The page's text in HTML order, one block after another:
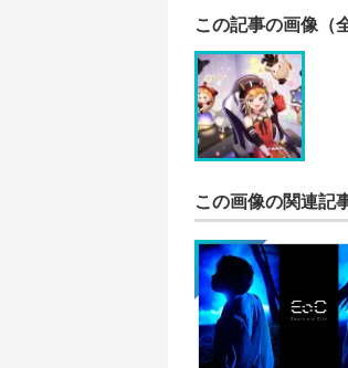
この記事の画像（
この画像の関連記